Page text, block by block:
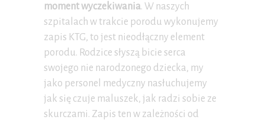
moment wyczekiwania. W naszych
szpitalach w trakcie porodu wykonujemy
zapis KTG, to jest nieodłączny element
porodu. Rodzice słyszą bicie serca
swojego nie narodzonego dziecka, my
jako personel medyczny nasłuchujemy
jak się czuje maluszek, jak radzi sobie ze
skurczami. Zapis ten w zależności od